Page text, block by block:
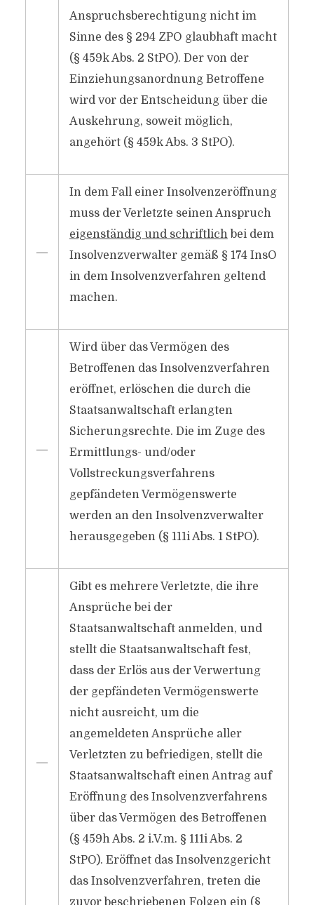
Anspruchsberechtigung nicht im
Sinne des § 294 ZPO glaubhaft macht
(§ 459k Abs. 2 StPO). Der von der
Einziehungsanordnung Betroffene
wird vor der Entscheidung über die
Auskehrung, soweit möglich,
angehört (§ 459k Abs. 3 StPO).
―
In dem Fall einer Insolvenzeröffnung
muss der Verletzte seinen Anspruch
eigenständig und schriftlichbei dem
Insolvenzverwalter gemäß § 174 InsO
in dem Insolvenzverfahren geltend
machen.
―
Wird über das Vermögen des
Betroffenen das Insolvenzverfahren
eröffnet, erlöschen die durch die
Staatsanwaltschaft erlangten
Sicherungsrechte. Die im Zuge des
Ermittlungs- und/​oder
Vollstreckungsverfahrens
gepfändeten Vermögenswerte
werden an den Insolvenzverwalter
herausgegeben (§ 111i Abs. 1 StPO).
―
Gibt es mehrere Verletzte, die ihre
Ansprüche bei der
Staatsanwaltschaft anmelden, und
stellt die Staatsanwaltschaft fest,
dass der Erlös aus der Verwertung
der gepfändeten Vermögenswerte
nicht ausreicht, um die
angemeldeten Ansprüche aller
Verletzten zu befriedigen, stellt die
Staatsanwaltschaft einen Antrag auf
Eröffnung des Insolvenzverfahrens
über das Vermögen des Betroffenen
(§ 459h Abs. 2 i.V.m. § 111i Abs. 2
StPO). Eröffnet das Insolvenzgericht
das Insolvenzverfahren, treten die
zuvor beschriebenen Folgen ein (§